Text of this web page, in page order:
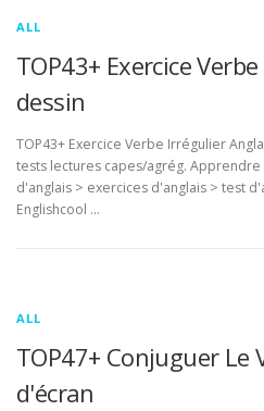
ALL
TOP43+ Exercice
dessin
TOP43+ Exercice Verbe Irrégulier
tests lectures capes/agrég.
d'anglais > exercices d'anglais > test
Englishcool …
ALL
TOP47+ Conjuguer Le
d'écran